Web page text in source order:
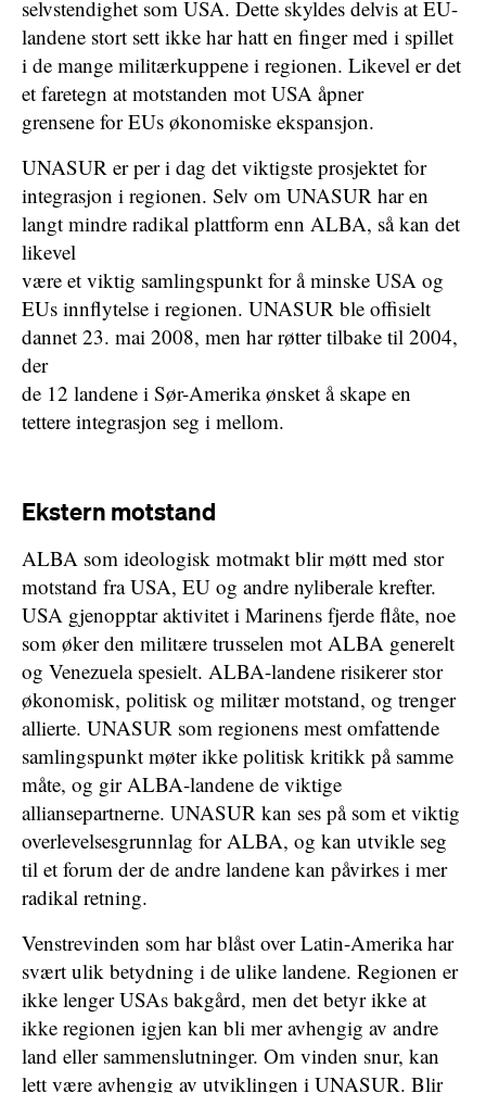
selvstendighet som USA. Dette skyldes delvis at EU-
landene stort sett ikke har hatt en finger med i spillet
i de mange militærkuppene i regionen. Likevel er det
et faretegn at motstanden mot USA åpner
grensene for EUs økonomiske ekspansjon.
UNASUR er per i dag det viktigste prosjektet for
integrasjon i regionen. Selv om UNASUR har en
langt mindre radikal plattform enn ALBA, så kan det
likevel
være et viktig samlingspunkt for å minske USA og
EUs innflytelse i regionen. UNASUR ble offisielt
dannet 23. mai 2008, men har røtter tilbake til 2004,
der
de 12 landene i Sør-Amerika ønsket å skape en
tettere integrasjon seg i mellom.
Ekstern motstand
ALBA som ideologisk motmakt blir møtt med stor
motstand fra USA, EU og andre nyliberale krefter.
USA gjenopptar aktivitet i Marinens fjerde flåte, noe
som øker den militære trusselen mot ALBA generelt
og Venezuela spesielt. ALBA-landene risikerer stor
økonomisk, politisk og militær motstand, og trenger
allierte. UNASUR som regionens mest omfattende
samlingspunkt møter ikke politisk kritikk på samme
måte, og gir ALBA-landene de viktige
alliansepartnerne. UNASUR kan ses på som et viktig
overlevelsesgrunnlag for ALBA, og kan utvikle seg
til et forum der de andre landene kan påvirkes i mer
radikal retning.
Venstrevinden som har blåst over Latin-Amerika har
svært ulik betydning i de ulike landene. Regionen er
ikke lenger USAs bakgård, men det betyr ikke at
ikke regionen igjen kan bli mer avhengig av andre
land eller sammenslutninger. Om vinden snur, kan
lett være avhengig av utviklingen i UNASUR. Blir